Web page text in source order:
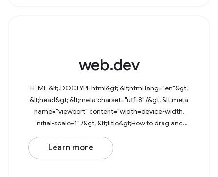
web.dev
HTML &lt;!DOCTYPE html&gt; &lt;html lang="en"&gt;
&lt;head&gt; &lt;meta charset="utf-8" /&gt; &lt;meta
name="viewport" content="width=device-width,
initial-scale=1" /&gt; &lt;title&gt;How to drag and
drop files&lt;/title&gt; &lt;/head&gt;
Learn more